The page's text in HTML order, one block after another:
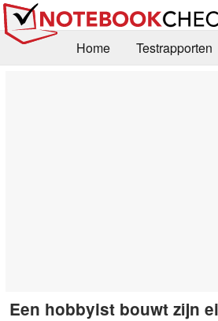
Home Testrapporten
Een hobbyist bouwt zijn